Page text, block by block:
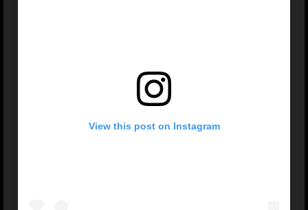
View this post on Instagram